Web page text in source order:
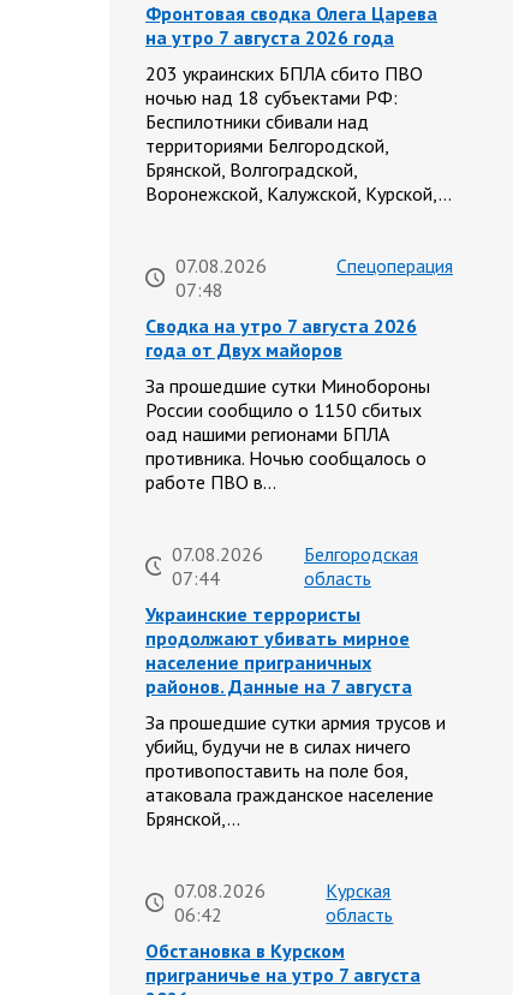
Фронтовая сводка Олега Царева
на утро 7 августа 2026 года
203 украинских БПЛА сбито ПВО
ночью над 18 субъектами РФ:
Беспилотники сбивали над
территориями Белгородской,
Брянской, Волгоградской,
Воронежской, Калужской, Курской,…
07.08.2026
07:48
Спецоперация
Сводка на утро 7 августа 2026
года от Двух майоров
За прошедшие сутки Минобороны
России сообщило о 1150 сбитых
оад нашими регионами БПЛА
противника. Ночью сообщалось о
работе ПВО в…
07.08.2026
07:44
Белгородская
область
Украинские террористы
продолжают убивать мирное
население приграничных
районов. Данные на 7 августа
За прошедшие сутки армия трусов и
убийц, будучи не в силах ничего
противопоставить на поле боя,
атаковала гражданское население
Брянской,…
07.08.2026
06:42
Курская
область
Обстановка в Курском
приграничье на утро 7 августа